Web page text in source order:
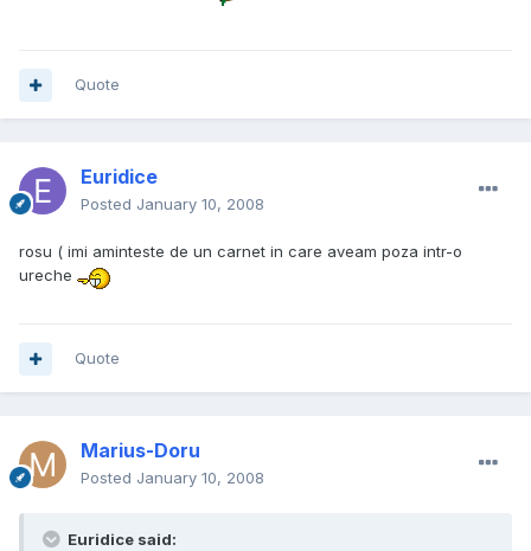
Quote
Euridice
Posted January 10, 2008
rosu ( imi aminteste de un carnet in care aveam poza intr-o
ureche
Quote
Marius-Doru
Posted January 10, 2008
Euridice said: